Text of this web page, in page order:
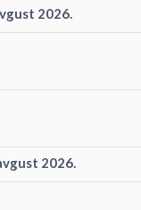
2026.
2026.